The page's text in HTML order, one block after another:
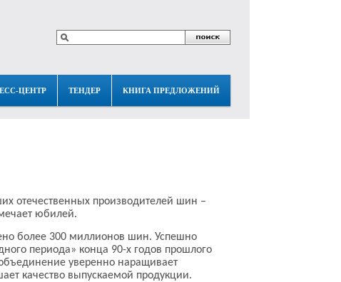
ЦЕНТР ТЕНДЕР КНИГА ПРЕДЛОЖЕНИЙ
отечественных производителей шин –
юбилей.
более 300 миллионов шин. Успешно
периода» конца 90-х годов прошлого
уверенно наращивает
качество выпускаемой продукции.